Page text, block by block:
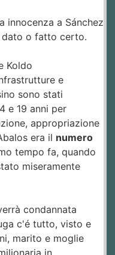
innocenza a Sánchez
dato o fatto certo.
Koldo
e
sono stati
e 19 anni per
appropriazione
era il numero
tempo fa, quando
miseramente
condannata
c'é tutto, visto e
marito e moglie
in